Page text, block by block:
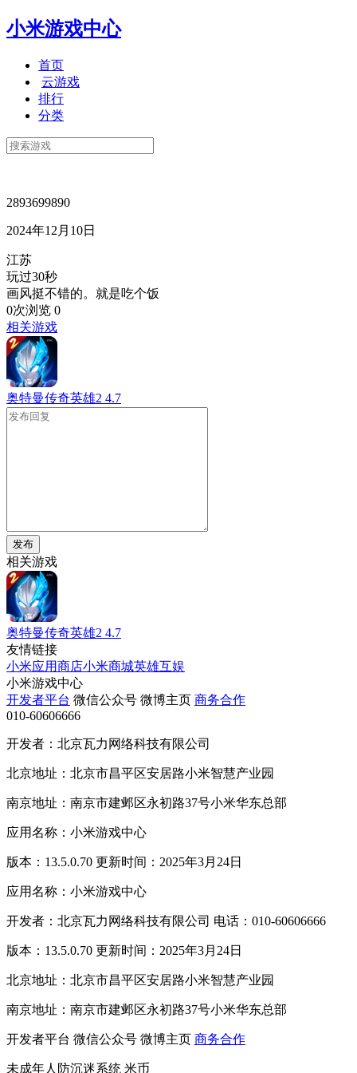
小米游戏中心
首页
云游戏
排行
分类
2893699890
2024年12月10日
江苏
玩过30秒
画风挺不错的。就是吃个饭
0次浏览 0
相关游戏
奥特曼传奇英雄2 4.7
发布
相关游戏
奥特曼传奇英雄2 4.7
友情链接
小米应用商店小米商城英雄互娱
小米游戏中心
开发者平台 微信公众号 微博主页 商务合作
010-60606666
开发者：北京瓦力网络科技有限公司
北京地址：北京市昌平区安居路小米智慧产业园
南京地址：南京市建邺区永初路37号小米华东总部
应用名称：小米游戏中心
版本：13.5.0.70 更新时间：2025年3月24日
应用名称：小米游戏中心
开发者：北京瓦力网络科技有限公司 电话：010-60606666
版本：13.5.0.70 更新时间：2025年3月24日
北京地址：北京市昌平区安居路小米智慧产业园
南京地址：南京市建邺区永初路37号小米华东总部
开发者平台 微信公众号 微博主页 商务合作
未成年人防沉迷系统 米币